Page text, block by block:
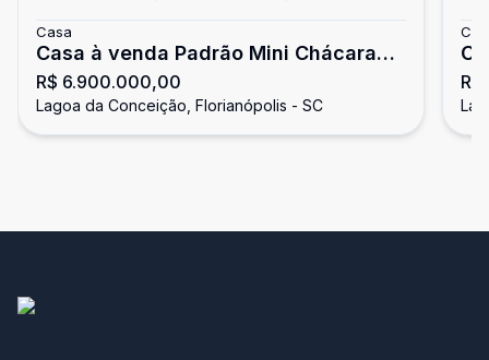
Casa
Casa à venda Padrão Mini Chácara
com 870m² e 3 Suítes, Lagoa da
Conceição - Florianópolis
R$ 6.900.000,00
Lagoa da Conceição, Florianópolis - SC